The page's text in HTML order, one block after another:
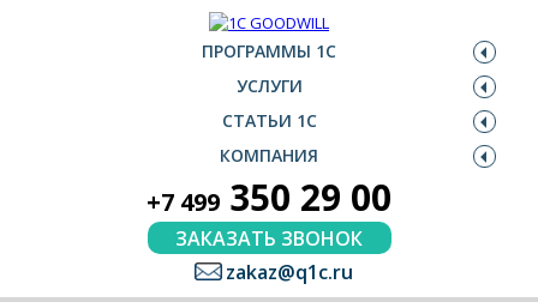
ПРОГРАММЫ 1С
УСЛУГИ
СТАТЬИ 1С
КОМПАНИЯ
+7 499 350 29 00
ЗАКАЗАТЬ ЗВОНОК
zakaz@q1c.ru